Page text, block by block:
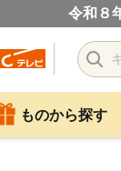
令和８
ものから探す